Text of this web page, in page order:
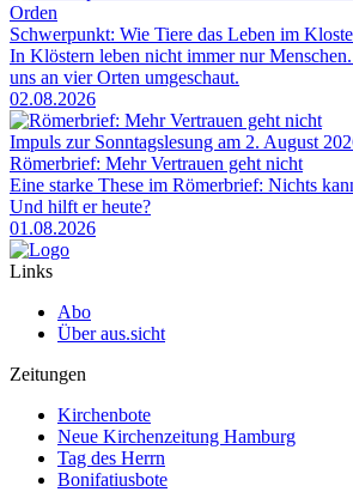
Orden
Schwerpunkt: Wie Tiere das Leben im
In Klöstern leben nicht immer nur
uns an vier Orten umgeschaut.
02.08.2026
Impuls zur Sonntagslesung am 2. August
Römerbrief: Mehr Vertrauen geht nicht
Eine starke These im Römerbrief: Nichts
Und hilft er heute?
01.08.2026
Links
Abo
Über aus.sicht
Zeitungen
Kirchenbote
Neue Kirchenzeitung Hamburg
Tag des Herrn
Bonifatiusbote